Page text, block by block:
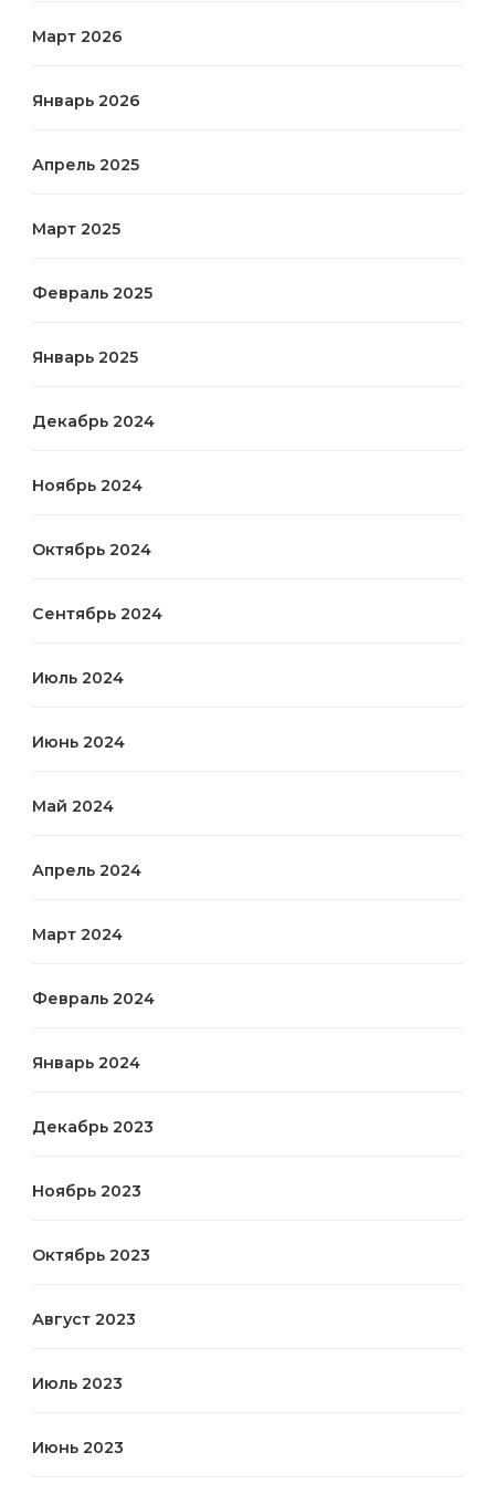
Март 2026
Январь 2026
Апрель 2025
Март 2025
Февраль 2025
Январь 2025
Декабрь 2024
Ноябрь 2024
Октябрь 2024
Сентябрь 2024
Июль 2024
Июнь 2024
Май 2024
Апрель 2024
Март 2024
Февраль 2024
Январь 2024
Декабрь 2023
Ноябрь 2023
Октябрь 2023
Август 2023
Июль 2023
Июнь 2023